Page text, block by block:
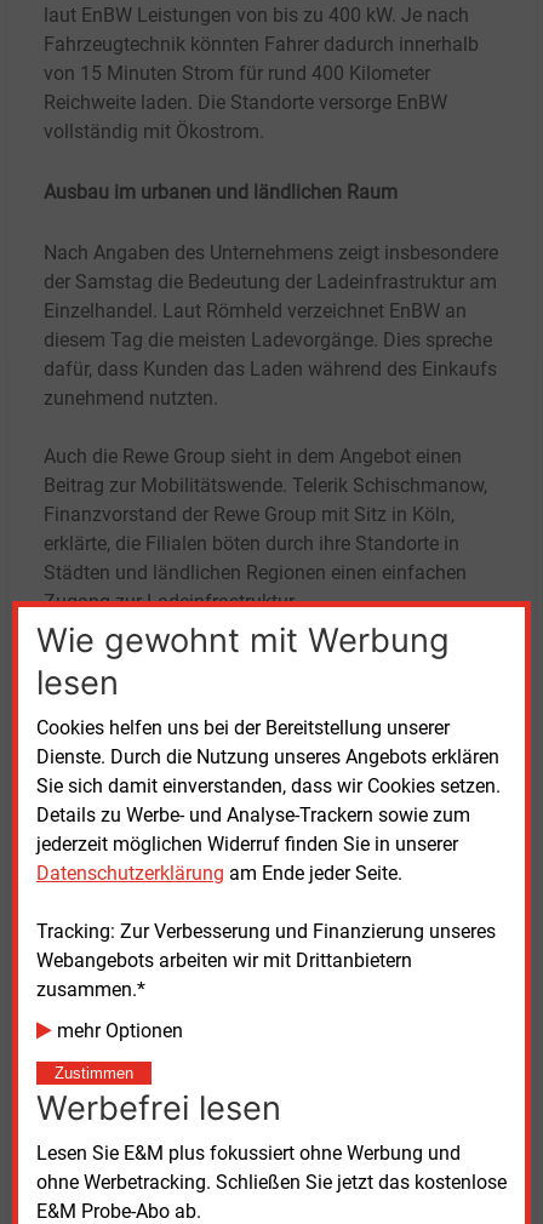
Wie gewohnt mit Werbung
lesen
Cookies helfen uns bei der Bereitstellung unserer
Dienste. Durch die Nutzung unseres Angebots erklären
Sie sich damit einverstanden, dass wir Cookies setzen.
Details zu Werbe- und Analyse-Trackern sowie zum
jederzeit möglichen Widerruf finden Sie in unserer
Datenschutzerklärung am Ende jeder Seite.
Tracking: Zur Verbesserung und Finanzierung unseres
Webangebots arbeiten wir mit Drittanbietern
zusammen.*
mehr Optionen
Zustimmen
Werbefrei lesen
Lesen Sie E&M plus fokussiert ohne Werbung und
ohne Werbetracking. Schließen Sie jetzt das kostenlose
E&M Probe-Abo ab.
laut EnBW Leistungen von bis zu 400 kW. Je nach
Fahrzeugtechnik könnten Fahrer dadurch innerhalb
von 15 Minuten Strom für rund 400 Kilometer
Reichweite laden. Die Standorte versorge EnBW
vollständig mit Ökostrom.
Ausbau im urbanen und ländlichen Raum
Nach Angaben des Unternehmens zeigt insbesondere
der Samstag die Bedeutung der Ladeinfrastruktur am
Einzelhandel. Laut Römheld verzeichnet EnBW an
diesem Tag die meisten Ladevorgänge. Dies spreche
dafür, dass Kunden das Laden während des Einkaufs
zunehmend nutzten.
Auch die Rewe Group sieht in dem Angebot einen
Beitrag zur Mobilitätswende. Telerik Schischmanow,
Finanzvorstand der Rewe Group mit Sitz in Köln,
erklärte, die Filialen böten durch ihre Standorte in
Städten und ländlichen Regionen einen einfachen
Zugang zur Ladeinfrastruktur.
EnBW betreibt nach eigenen Angaben inzwischen
mehr als 8.000 Schnellladepunkte in Deutschland.
Nach Darstellung des Unternehmens können Fahrer
im Durchschnitt alle 50 Kilometer einen
Schnellladepunkt des sogenannten „HyperNetzes“
erreichen. Der Konzern plant laut Mitteilung,
dauerhaft rund 20 Prozent der benötigten
Schnellladeinfrastruktur in Deutschland
entlang von Einkaufsstandorten, in Städten und
entlang von Fernverkehrsrouten.
Für das öffentliche Laden setzt EnBW nach
Unternehmensangaben auf einheitliche Preise
„EnBW mobility+ L“ zahlen Kunden laut Unternehmen
bei einer monatlichen Grundgebühr von 11,99 Euro
ab 39 Cent/kWh. In Kombination mit bestimmten